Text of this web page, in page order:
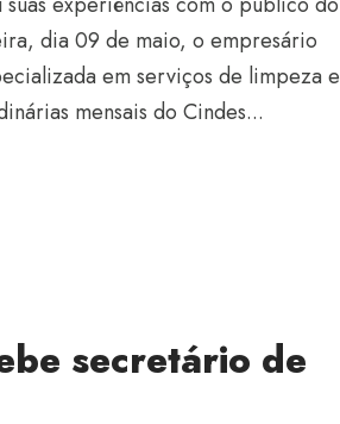
dia 09 de maio, o empresário
em serviços de limpeza e
mensais do Cindes...
secretário de